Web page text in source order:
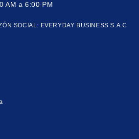
AM a 6:00 PM
SOCIAL: EVERYDAY BUSINESS S.A.C